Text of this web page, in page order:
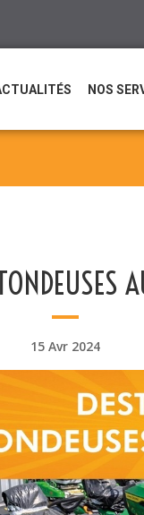
NOS
15 Avr 2024